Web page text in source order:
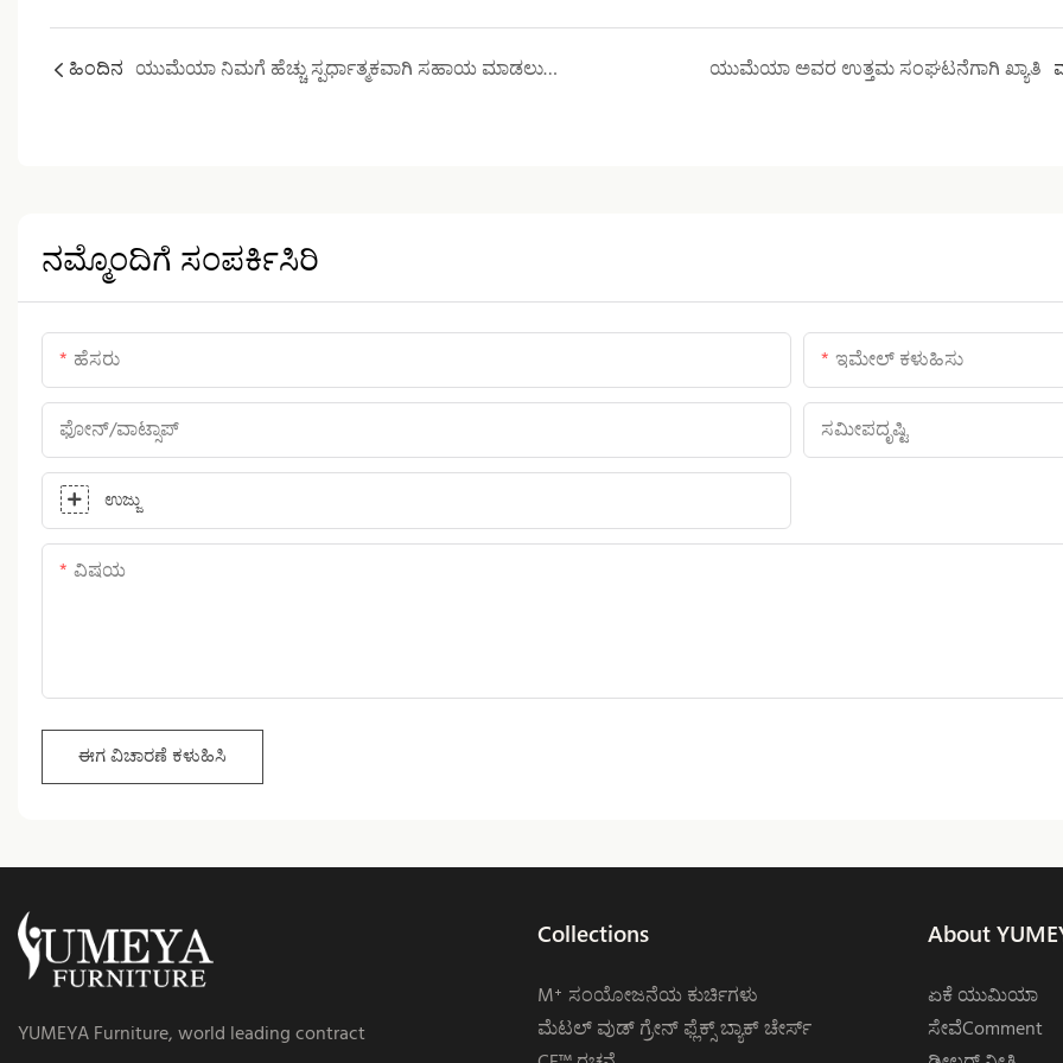
ಹಿಂದಿನ ಯುಮೆಯಾ ನಿಮಗೆ ಹೆಚ್ಚು ಸ್ಪರ್ಧಾತ್ಮಕವಾಗಿ ಸಹಾಯ ಮಾಡಲು ಒಂದು ಸೆಟ್ ಸೂಪರ್ ವೆಚ್ಚ-ಪರಿಣಾಮಕಾರಿ ಫ್ಯಾಬ್ರಿಕ್ ಅನ್ನು ಬಿಡುಗಡೆ ಮಾಡಿದೆ ಯುಮೆಯಾ ಅವರ ಉತ್ತಮ ಸಂಘಟನೆಗಾಗಿ ಖ್ಯಾತಿ
ನಮ್ಮೊಂದಿಗೆ ಸಂಪರ್ಕಿಸಿರಿ
ಹೆಸರು ಇಮೇಲ್ ಕಳುಹಿಸು
ಫೋನ್/ವಾಟ್ಸಾಪ್ ಸಮೀಪದೃಷ್ಟಿ
ಉಜ್ಜು
ವಿಷಯ
ಈಗ ವಿಚಾರಣೆ ಕಳುಹಿಸಿ
YUMEYA Furniture, world leading contract
Collections
M⁺ ಸಂಯೋಜನೆಯ ಕುರ್ಚಿಗಳು
ಮೆಟಲ್ ವುಡ್ ಗ್ರೇನ್ ಫ್ಲೆಕ್ಸ್ ಬ್ಯಾಕ್ ಚೇರ್ಸ್
About
ಏಕೆ ಯುಮಿಯಾ
ಸೇವೆComment